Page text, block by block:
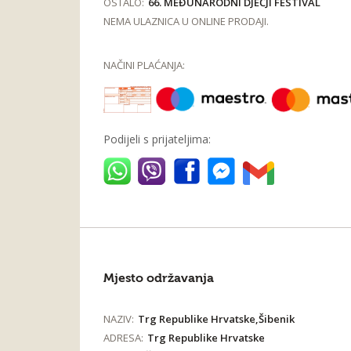
NEMA ULAZNICA U ONLINE PRODAJI.
NAČINI PLAĆANJA:
Podijeli s prijateljima:
Mjesto održavanja
NAZIV: Trg Republike Hrvatske,Šibenik
ADRESA: Trg Republike Hrvatske